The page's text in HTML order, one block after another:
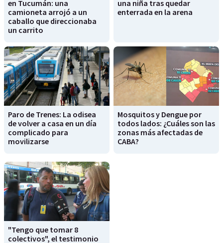
en Tucumán: una
camioneta arrojó a un
caballo que direccionaba
un carrito
una niña tras quedar
enterrada en la arena
Paro de Trenes: La odisea
de volver a casa en un día
complicado para
movilizarse
Mosquitos y Dengue por
todos lados: ¿Cuáles son las
zonas más afectadas de
CABA?
"Tengo que tomar 8
colectivos", el testimonio